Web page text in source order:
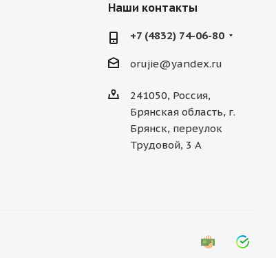
Наши контакты
+7 (4832) 74-06-80
orujie@yandex.ru
241050, Россия,
Брянская область, г.
Брянск, переулок
Трудовой, 3 А